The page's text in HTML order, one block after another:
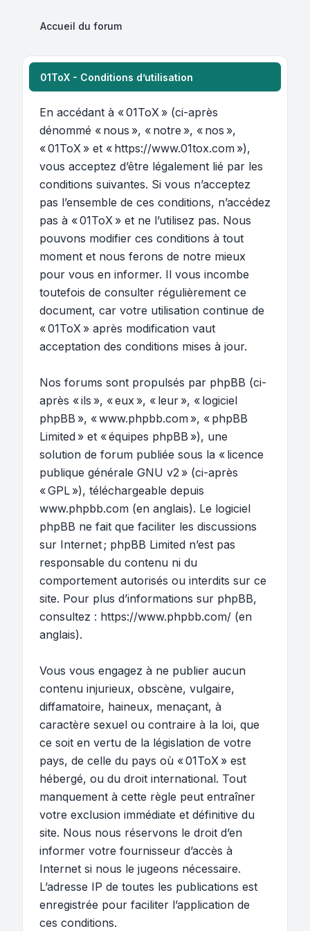
Accueil du forum
01ToX - Conditions d’utilisation
En accédant à « 01ToX » (ci-après
dénommé « nous », « notre », « nos »,
« 01ToX » et « https://www.01tox.com »),
vous acceptez d’être légalement lié par les
conditions suivantes. Si vous n’acceptez
pas l’ensemble de ces conditions, n’accédez
pas à « 01ToX » et ne l’utilisez pas. Nous
pouvons modifier ces conditions à tout
moment et nous ferons de notre mieux
pour vous en informer. Il vous incombe
toutefois de consulter régulièrement ce
document, car votre utilisation continue de
« 01ToX » après modification vaut
acceptation des conditions mises à jour.
Nos forums sont propulsés par phpBB (ci-
après « ils », « eux », « leur », « logiciel
phpBB », « www.phpbb.com », « phpBB
Limited » et « équipes phpBB »), une
solution de forum publiée sous la « licence
publique générale GNU v2 » (ci-après
« GPL »), téléchargeable depuis
www.phpbb.com (en anglais). Le logiciel
phpBB ne fait que faciliter les discussions
sur Internet ; phpBB Limited n’est pas
responsable du contenu ni du
comportement autorisés ou interdits sur ce
site. Pour plus d’informations sur phpBB,
consultez : https://www.phpbb.com/ (en
anglais).
Vous vous engagez à ne publier aucun
contenu injurieux, obscène, vulgaire,
diffamatoire, haineux, menaçant, à
caractère sexuel ou contraire à la loi, que
ce soit en vertu de la législation de votre
pays, de celle du pays où « 01ToX » est
hébergé, ou du droit international. Tout
manquement à cette règle peut entraîner
votre exclusion immédiate et définitive du
site. Nous nous réservons le droit d’en
informer votre fournisseur d’accès à
Internet si nous le jugeons nécessaire.
L’adresse IP de toutes les publications est
enregistrée pour faciliter l’application de
ces conditions.